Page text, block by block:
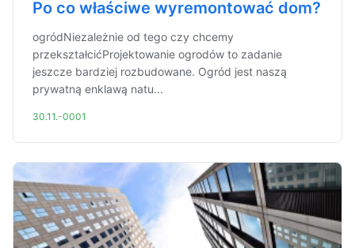
Po co właściwe wyremontować dom?
ogródNiezależnie od tego czy chcemy
przekształcićProjektowanie ogrodów to zadanie
jeszcze bardziej rozbudowane. Ogród jest naszą
prywatną enklawą natu...
30.11.-0001